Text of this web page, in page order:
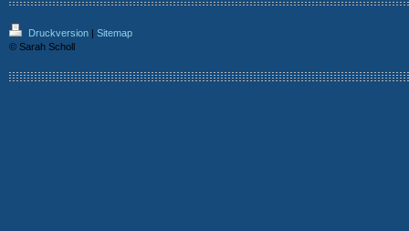
Druckversion | Sitemap
© Sarah Scholl